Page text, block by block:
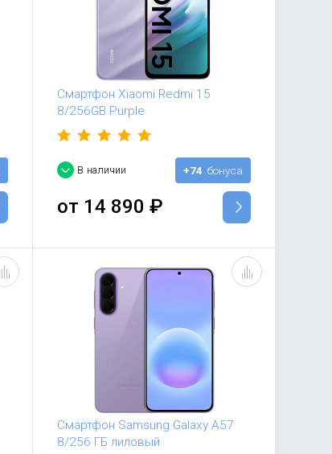
Смартфон Xiaomi Redmi 15
8/256GB Purple
В наличии +74 бонуса
от 14 890₽
Смартфон Samsung Galaxy A57
8/256 ГБ лиловый